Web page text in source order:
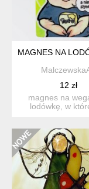
MAGNES NA
12 zł
magnes na
lodówkę, w